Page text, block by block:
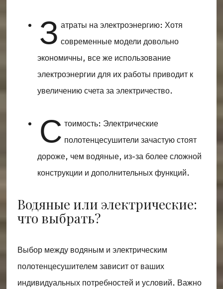
З атраты на электроэнергию: Хотя
современные модели довольно
экономичны, все же использование
электроэнергии для их работы приводит к
увеличению счета за электричество.
С тоимость: Электрические
полотенцесушители зачастую стоят
дороже, чем водяные, из-за более сложной
конструкции и дополнительных функций.
Водяные или электрические:
что выбрать?
Выбор между водяным и электрическим
полотенцесушителем зависит от ваших
индивидуальных потребностей и условий. Важно